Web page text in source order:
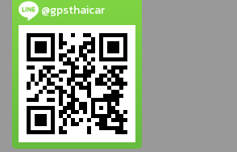
@gpsthaicar